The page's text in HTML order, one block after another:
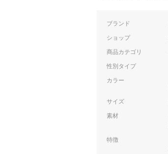
ブランド
ショップ
商品カテゴリ
性別タイプ
カラー
サイズ
素材
特徴